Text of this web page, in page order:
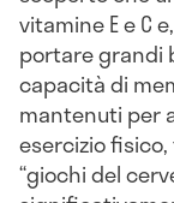
vitamine E e C
portare grandi
capacità di
mantenuti per
esercizio
“giochi del